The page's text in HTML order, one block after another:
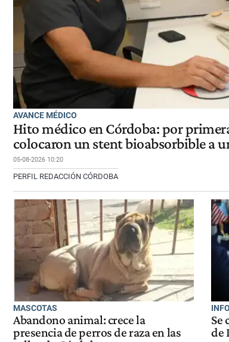
AVANCE MÉDICO
Hito médico en Córdoba: por
colocaron un stent bioabsorbible a
05-08-2026 10:20
PERFIL REDACCIÓN CÓRDOBA
MASCOTAS
Abandono animal: crece la
presencia de perros de raza en las
Se
de